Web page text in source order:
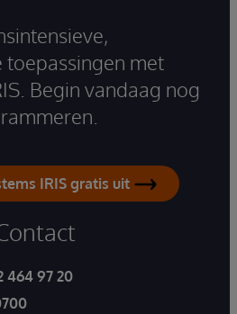
toepassingen met
Begin vandaag nog
IRIS gratis uit
464 97 20